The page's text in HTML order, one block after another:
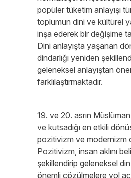
popüler tüketim anlayışı
toplumun dini ve kültürel
inşa ederek bir değişime
Dini anlayışta yaşanan
dindarlığı yeniden
geleneksel anlayıştan
farklılaştırmaktadır.
19. ve 20. asrın
ve kutsadığı en etkili
pozitivizm ve modernizm
Pozitivizm, insan aklını
şekillendirip geleneksel din
önemli çözülmelere yol